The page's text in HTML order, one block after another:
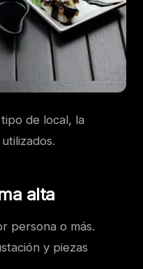
de local, la
alta
persona o más.
y piezas